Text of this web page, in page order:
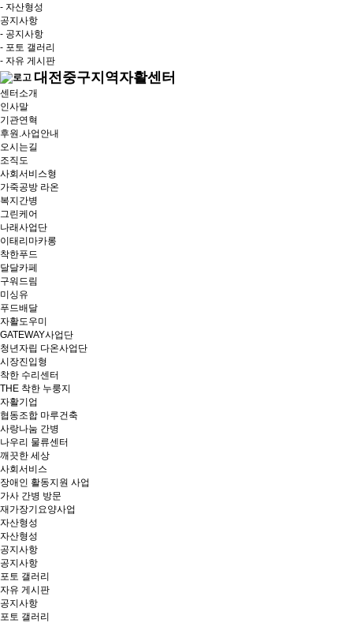
- 자산형성
공지사항
- 공지사항
- 포토 갤러리
- 자유 게시판
대전중구지역자활센터
센터소개
인사말
기관연혁
후원.사업안내
오시는길
조직도
사회서비스형
가죽공방 라온
복지간병
그린케어
나래사업단
이태리마카롱
착한푸드
달달카페
구워드림
미싱유
푸드배달
자활도우미
GATEWAY사업단
청년자립 다온사업단
시장진입형
착한 수리센터
THE 착한 누룽지
자활기업
협동조합 마루건축
사랑나눔 간병
나우리 물류센터
깨끗한 세상
사회서비스
장애인 활동지원 사업
가사 간병 방문
재가장기요양사업
자산형성
자산형성
공지사항
공지사항
포토 갤러리
자유 게시판
공지사항
포토 갤러리